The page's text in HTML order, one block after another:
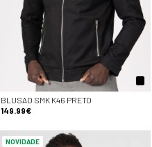
BLUSAO SMK K46 PRETO
149.99€
NOVIDADE